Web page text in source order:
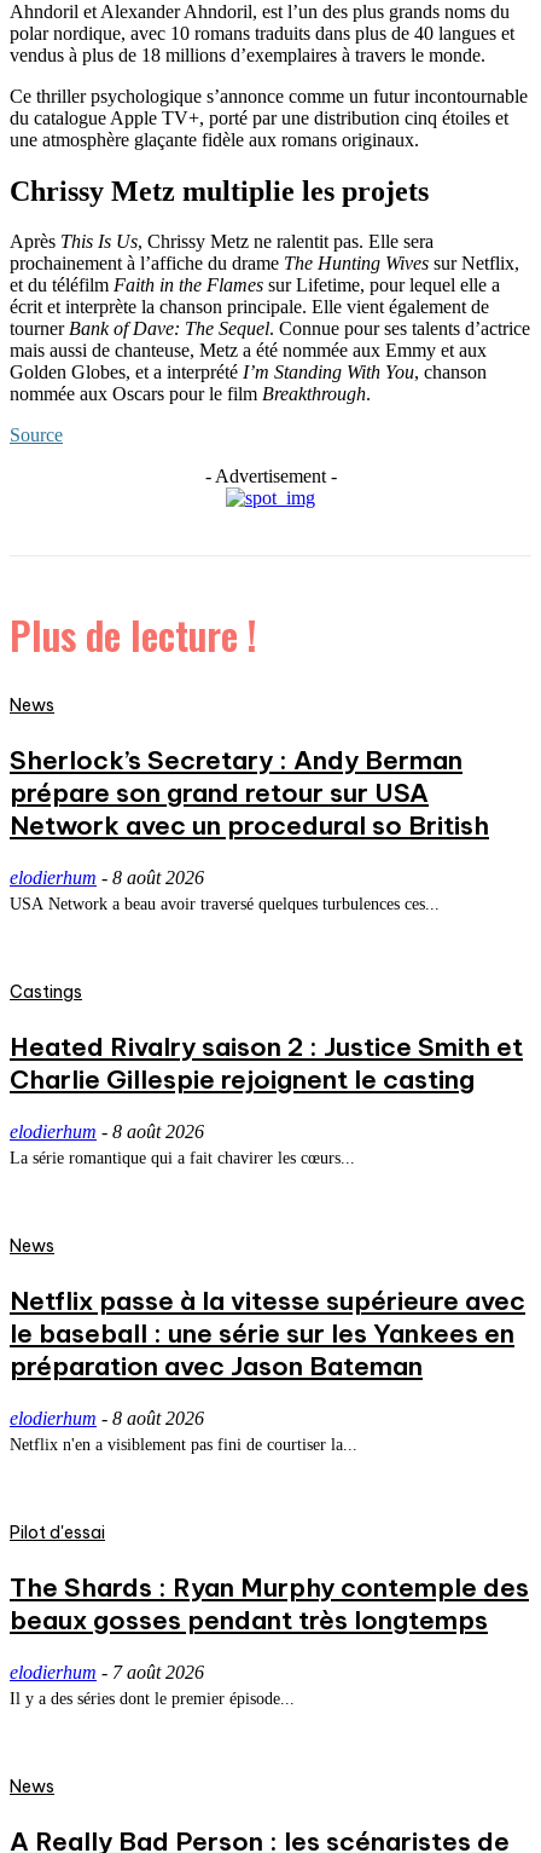
Ahndoril et Alexander Ahndoril, est l’un des plus grands noms du
polar nordique, avec 10 romans traduits dans plus de 40 langues et
vendus à plus de 18 millions d’exemplaires à travers le monde.
Ce thriller psychologique s’annonce comme un futur incontournable
du catalogue Apple TV+, porté par une distribution cinq étoiles et
une atmosphère glaçante fidèle aux romans originaux.
Chrissy Metz multiplie les projets
Après This Is Us, Chrissy Metz ne ralentit pas. Elle sera
prochainement à l’affiche du drame The Hunting Wives sur Netflix,
et du téléfilm Faith in the Flames sur Lifetime, pour lequel elle a
écrit et interprète la chanson principale. Elle vient également de
tournerBank of Dave: The Sequel. Connue pour ses talents d’actrice
mais aussi de chanteuse, Metz a été nommée aux Emmy et aux
Golden Globes, et a interprété I’m Standing With You, chanson
nommée aux Oscars pour le film Breakthrough.
Source
- Advertisement -
Plus de lecture !
News
Sherlock’s Secretary : Andy Berman
prépare son grand retour sur USA
Network avec un procedural so British
elodierhum - 8 août 2026
USA Network a beau avoir traversé quelques turbulences ces...
Castings
Heated Rivalry saison 2 : Justice Smith et
Charlie Gillespie rejoignent le casting
elodierhum - 8 août 2026
La série romantique qui a fait chavirer les cœurs...
News
Netflix passe à la vitesse supérieure avec
le baseball : une série sur les Yankees en
préparation avec Jason Bateman
elodierhum - 8 août 2026
Netflix n'en a visiblement pas fini de courtiser la...
Pilot d'essai
The Shards : Ryan Murphy contemple des
beaux gosses pendant très longtemps
elodierhum - 7 août 2026
Il y a des séries dont le premier épisode...
News
A Really Bad Person : les scénaristes de